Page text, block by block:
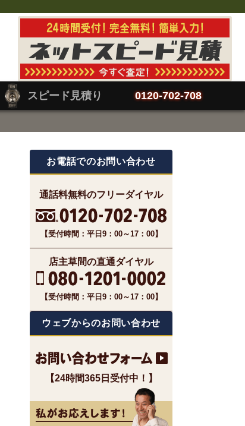
スピード見積り 0120-702-708
お電話でのお問い合わせ
通話料無料のフリーダイヤル
【受付時間：平日9：00～17：00】
店主草間の直通ダイヤル
【受付時間：平日9：00～17：00】
ウェブからのお問い合わせ
【24時間365日受付中！】